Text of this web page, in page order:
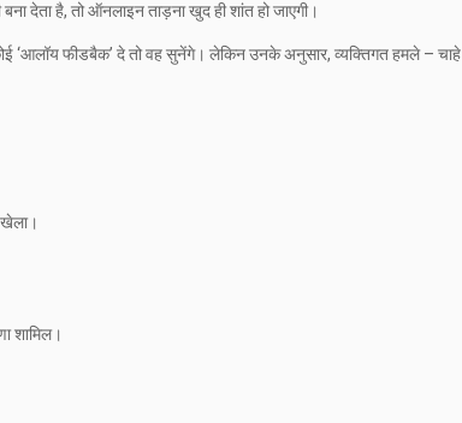
देता है, तो ऑनलाइन ताड़ना खुद ही शांत हो जाएगी।
‘आलॉय फीडबैक’ दे तो वह सुनेंगे। लेकिन उनके अनुसार, व्यक्तिगत हमले – चाहे
शामिल।